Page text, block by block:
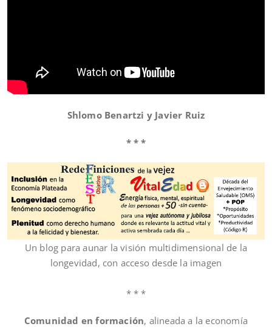
Shlomo Benartzi y Javier Ruiz
* * *
Un blog para aunar la visión multidimensional de la
longevidad, con acceso desde la imagen
* * *
Comunidad en formación, alineada a la economía